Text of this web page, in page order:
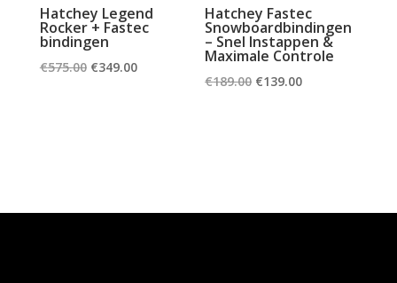
Hatchey Legend
Rocker + Fastec
bindingen
€575.00 Oorspronkelijke
€349.00Huidige
Hatchey Fastec
Snowboardbindingen
– Snel Instappen &
Maximale Controle
€189.00 Oorspronkelijke
€139.00Huidige